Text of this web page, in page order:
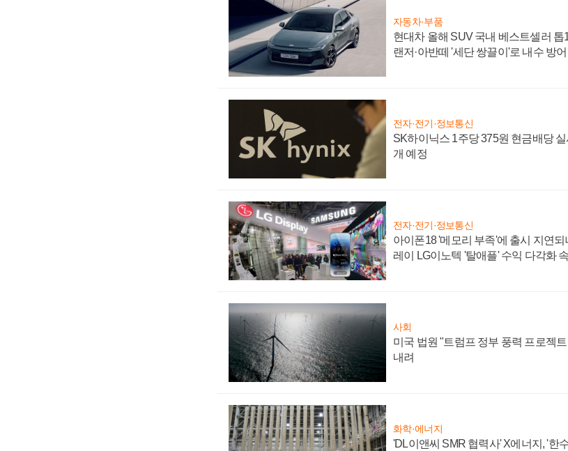
자동차·부품
현대차 올해 SUV 국내 베스트셀러
랜저·아반떼 '세단 쌍끌이'로 내수 방어
전자·전기·정보통신
SK하이닉스 1주당 375원 현금배당
개 예정
전자·전기·정보통신
아이폰18 '메모리 부족'에 출시 지연
레이 LG이노텍 '탈애플' 수익 다각화
사회
미국 법원 "트럼프 정부 풍력 프로젝
내려
화학·에너지
'DL이앤씨 SMR 협력사' X에너지, '한